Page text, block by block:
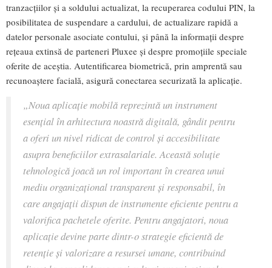
tranzacțiilor și a soldului actualizat, la recuperarea codului PIN, la
posibilitatea de suspendare a cardului, de actualizare rapidă a
datelor personale asociate contului, și până la informații despre
rețeaua extinsă de parteneri Pluxee și despre promoțiile speciale
oferite de aceștia. Autentificarea biometrică, prin amprentă sau
recunoaștere facială, asigură conectarea securizată la aplicație.
„Noua aplicație mobilă reprezintă un instrument
esențial în arhitectura noastră digitală, gândit pentru
a oferi un nivel ridicat de control și accesibilitate
asupra beneficiilor extrasalariale. Această soluție
tehnologică joacă un rol important în crearea unui
mediu organizațional transparent și responsabil, în
care angajații dispun de instrumente eficiente pentru a
valorifica pachetele oferite. Pentru angajatori, noua
aplicație devine parte dintr-o strategie eficientă de
retenție și valorizare a resursei umane, contribuind